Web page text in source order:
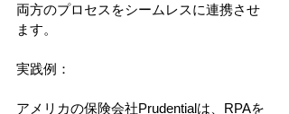
両方のプロセスをシームレスに連携させ
ます。
実践例：
アメリカの保険会社Prudentialは、RPAを